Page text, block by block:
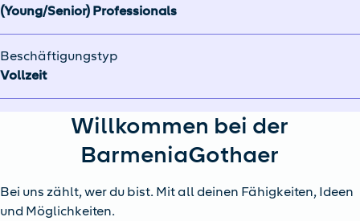
(Young/Senior) Professionals
Beschäftigungstyp
Vollzeit
Willkommen bei der
BarmeniaGothaer
Bei uns zählt, wer du bist. Mit all deinen Fähigkeiten, Ideen
und Möglichkeiten.